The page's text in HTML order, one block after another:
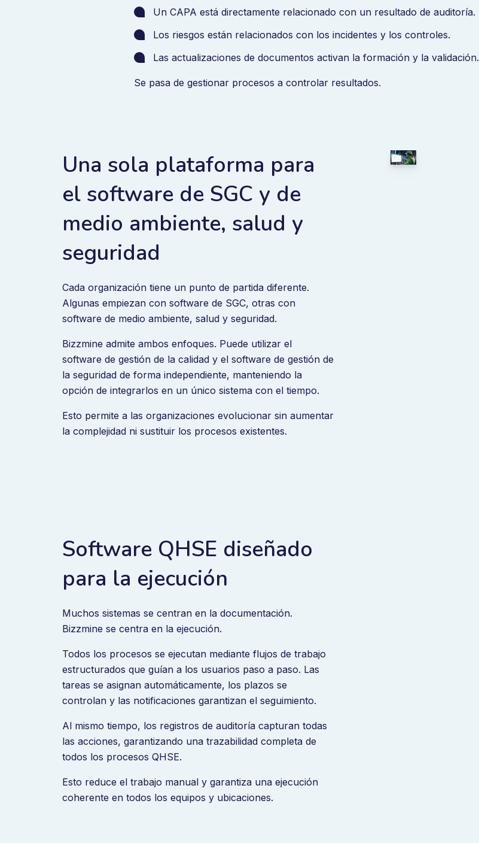
Un CAPA está directamente relacionado con un resultado de auditoría.
Los riesgos están relacionados con los incidentes y los controles.
Las actualizaciones de documentos activan la formación y la validación.
Se pasa de gestionar procesos a controlar resultados.
Una sola plataforma para
el software de SGC y de
medio ambiente, salud y
seguridad
Cada organización tiene un punto de partida diferente.
Algunas empiezan con software de SGC, otras con
software de medio ambiente, salud y seguridad.
Bizzmine admite ambos enfoques. Puede utilizar el
software de gestión de la calidad y el software de gestión de
la seguridad de forma independiente, manteniendo la
opción de integrarlos en un único sistema con el tiempo.
Esto permite a las organizaciones evolucionar sin aumentar
la complejidad ni sustituir los procesos existentes.
Software QHSE diseñado
para la ejecución
Muchos sistemas se centran en la documentación.
Bizzmine se centra en la ejecución.
Todos los procesos se ejecutan mediante flujos de trabajo
estructurados que guían a los usuarios paso a paso. Las
tareas se asignan automáticamente, los plazos se
controlan y las notificaciones garantizan el seguimiento.
Al mismo tiempo, los registros de auditoría capturan todas
las acciones, garantizando una trazabilidad completa de
todos los procesos QHSE.
Esto reduce el trabajo manual y garantiza una ejecución
coherente en todos los equipos y ubicaciones.